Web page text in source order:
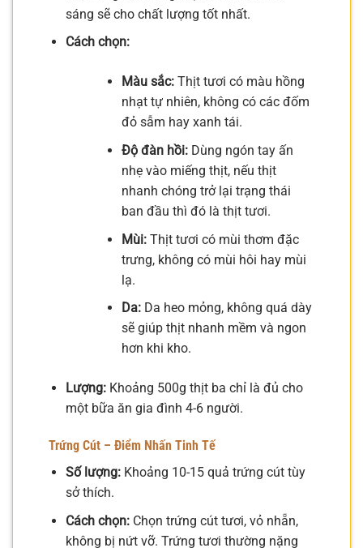
sáng sẽ cho chất lượng tốt nhất.
Cách chọn:
Màu sắc:Thịt tươi có màu hồng
nhạt tự nhiên, không có các đốm
đỏ sẫm hay xanh tái.
Độ đàn hồi:Dùng ngón tay ấn
nhẹ vào miếng thịt, nếu thịt
nhanh chóng trở lại trạng thái
ban đầu thì đó là thịt tươi.
Mùi:Thịt tươi có mùi thơm đặc
trưng, không có mùi hôi hay mùi
lạ.
Da:Da heo mỏng, không quá dày
sẽ giúp thịt nhanh mềm và ngon
hơn khi kho.
Lượng:Khoảng 500g thịt ba chỉ là đủ cho
một bữa ăn gia đình 4-6 người.
Trứng Cút – Điểm Nhấn Tinh Tế
Số lượng:Khoảng 10-15 quả trứng cút tùy
sở thích.
Cách chọn:Chọn trứng cút tươi, vỏ nhẵn,
không bị nứt vỡ. Trứng tươi thường nặng